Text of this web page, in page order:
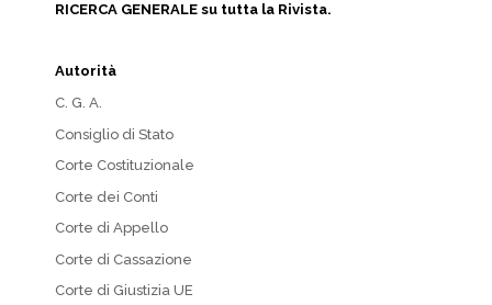
RICERCA GENERALE su tutta la Rivista.
Autorità
C. G. A.
Consiglio di Stato
Corte Costituzionale
Corte dei Conti
Corte di Appello
Corte di Cassazione
Corte di Giustizia UE